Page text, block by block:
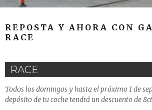
REPOSTA Y AHORA CON
RACE
RACE
Todos los domingos y hasta el próximo 1 de
depósito de tu coche tendrá un descuento de